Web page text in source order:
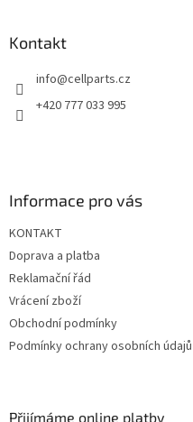
Kontakt
info@cellparts.cz
+420 777 033 995
Informace pro vás
KONTAKT
Doprava a platba
Reklamační řád
Vrácení zboží
Obchodní podmínky
Podmínky ochrany osobních údajů
Přijímáme online platby